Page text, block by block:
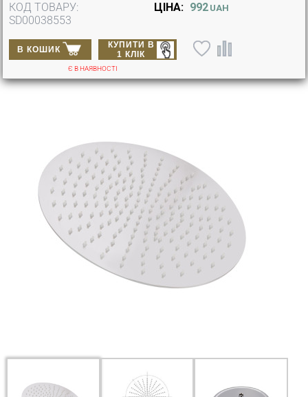
КОД ТОВАРУ:
SD00038553
ЦІНА: 992 UAH
В КОШИК
КУПИТИ В
1 КЛІК
Є В НАЯВНОСТІ